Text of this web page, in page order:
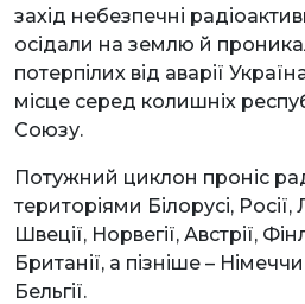
захід небезпечні
осідали на землю й
потерпілих від аварії
місце серед колишніх
Союзу.
Потужний циклон проніс
територіями Білорусі, Росії,
Швеції, Норвегії, Австрії,
Британії, а пізніше –
Бельгії.